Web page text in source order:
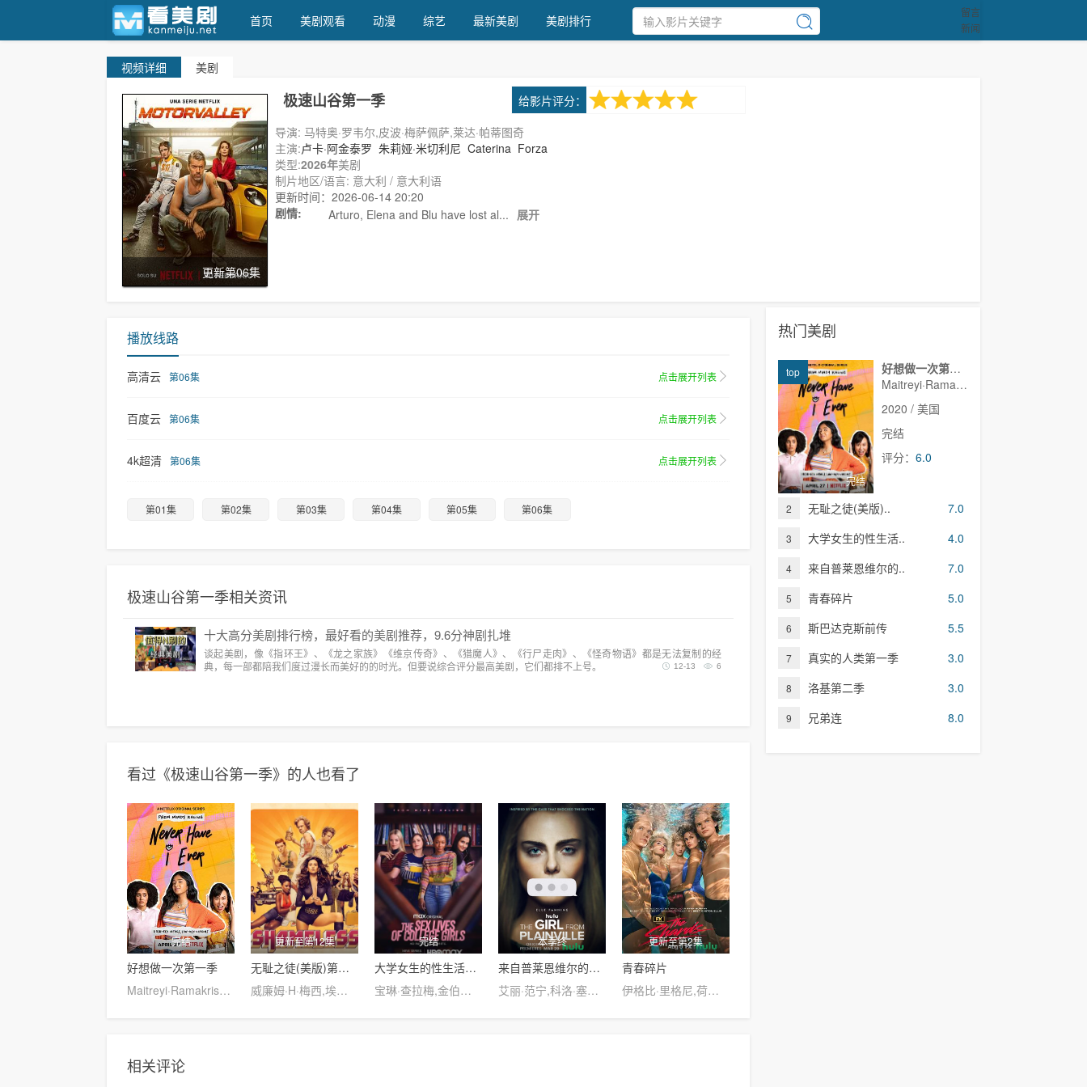
首页 美剧观看 动漫 综艺 最新美剧 美剧排行
留言
新闻
视频详细 美剧
更新第06集
给影片评分：
极速山谷第一季
导演: 马特奥·罗韦尔,皮波·梅萨佩萨,莱达·帕蒂图奇
主演:卢卡·阿金泰罗 朱莉娅·米切利尼 Caterina Forza
类型:2026年美剧
制片地区/语言: 意大利 / 意大利语
更新时间：2026-06-14 20:20
剧情:
Arturo, Elena and Blu have lost al... 展开
播放线路
高清云 第06集 点击展开列表
百度云 第06集 点击展开列表
4k超清 第06集 点击展开列表
第01集 第02集 第03集 第04集 第05集 第06集
极速山谷第一季相关资讯
十大高分美剧排行榜，最好看的美剧推荐，9.6分神剧扎堆
谈起美剧，像《指环王》、《龙之家族》《维京传奇》、《猎魔人》、《行尸走肉》、《怪奇物语》都是无法复制的经
典，每一部都陪我们度过漫长而美好的的时光。但要说综合评分最高美剧，它们都排不上号。
6
12-13
看过《极速山谷第一季》的人也看了
完结
好想做一次第一季
Maitreyi·Ramakrishnan,普娜·贾甘纳坦,李·罗德里格斯,Richa·Moorjani,Martin·Martinez,Benjamin·Norris,亚当·沙皮罗,雷蒙娜·杨,Christina·Kartchner,Jaren·Lewison,Jack·Seavor·McDonald,Darren·Barnet,Dino·Petrera,Aitana·Rinab,Hanna·S
更新至第12集
无耻之徒(美版)第一季
威廉姆·H·梅西,埃米·罗森,杰瑞米·阿伦·怀特,卡梅隆·莫纳汉,艾玛·肯尼,伊森·卡特科斯基
完结
大学女生的性生活第一季
宝琳·查拉梅,金伯利·马图拉,米多莉·弗朗西斯,劳伦·斯宾瑟,史蒂芬·瓜里诺,卡维·拉德尼尔,马特·马洛伊,嘉文·莱特伍德,肯尼迪·利·斯洛克姆,马修·戈尔德,莱西·哈特塞尔,罗布·许贝尔,莱克斯·金,佩吉·陆,雪莉·谢波德,妮可·沙利文,吉利安·阿美娜特
本季终
来自普莱恩维尔的女孩第一季
艾丽·范宁,科洛·塞维尼,科尔顿·瑞安,Callie·Brook·McClincy,Aleks·Alifirenko·Jr.,杰弗里·沃尔伯格,卡伊·伦诺克斯,Ella·Kennedy·Davis,阿雅·卡什,凯利·奥科,J.C.麦肯泽,Andrew·Dicostanzo,Mattie·Liptak,梅丽莎·庞西奥,Craig·Anton,迈克尔·莫斯利,卡拉·布欧诺
更新至第2集
青春碎片
伊格比·里格尼,荷默·基尔,格拉汉姆·坎贝尔,韦斯·本特利,埃文·蕾切尔·伍德,凯雅·基伯,海斯·华纳,Jordan Roth,Sierra Stoliar,丹尼尔·戴尔,克里斯·康纳,Bella Valdes,Constantine Malahias,Cortés Alexander,Aidan Skye Jameson
相关评论
热门美剧
完结
top
好想做一次第一季
Maitreyi·Ramakrishnan,普娜·贾甘纳坦,李·罗德里格斯,Richa·Moorjani,Martin·Martinez,Benjamin·Norris,亚当·沙皮罗,雷蒙娜·杨,Christina·Kartchner,Jaren·Lewison,Jack·Seavor·McDonald,Darren·Barnet,Dino·Petrera,Aitana·Rinab,Hanna·S
2020 / 美国
完结
评分： 6.0
2 无耻之徒(美版).. 7.0
3 大学女生的性生活.. 4.0
4 来自普莱恩维尔的.. 7.0
5 青春碎片 5.0
6 斯巴达克斯前传 5.5
7 真实的人类第一季 3.0
8 洛基第二季 3.0
9 兄弟连 8.0